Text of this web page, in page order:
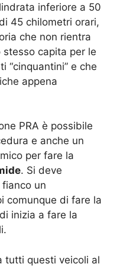
inferiore a 50
45 chilometri orari,
che non rientra
stesso capita per le
“cinquantini” e che
appena
PRA è possibile
e anche un
per fare la
. Si deve
un
comunque di fare la
inizia a fare la
tutti questi veicoli al